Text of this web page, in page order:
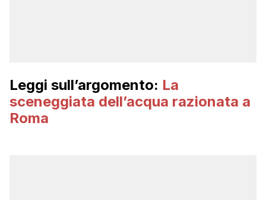
Leggi sull’argomento: La
sceneggiata dell’acqua razionata a
Roma